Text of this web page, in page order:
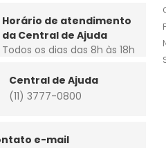
Horário de atendimento
da Central de Ajuda
Todos os dias das 8h às 18h
Central de Ajuda
(11) 3777-0800
e-mail